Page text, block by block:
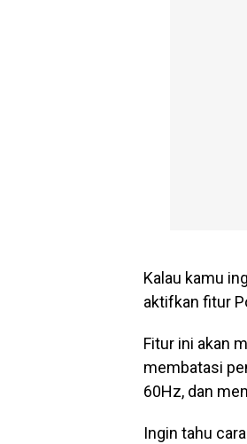
Kalau kamu
aktifkan fitur
Fitur ini akan
membatasi
60Hz, dan
Ingin tahu